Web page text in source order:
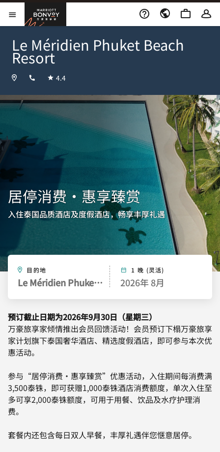
Skip to Content
打开菜单万豪旅享家
Le Méridien Phuket Beach
Resort
+6676370100
4.4
居停消费・惠享臻赏
入住泰国品质酒店及度假酒店，畅享丰厚礼遇
目的地
Le Méridien Phuket Beach Resort
1 晚 (灵活)
2026年 8月
预订截止日期为2026年9月30日（星期三）
万豪旅享家倾情推出会员回馈活动！会员预订下榻万豪旅享
家计划旗下泰国奢华酒店、精选度假酒店，即可参与本次优
惠活动。
参与“居停消费・惠享臻赏”优惠活动，入住期间每消费满
3,500泰铢，即可获赠1,000泰铢酒店消费额度，单次入住至
多可享2,000泰铢额度，可用于用餐、饮品及水疗护理消
费。
套餐内还包含每日双人早餐，丰厚礼遇伴您惬意居停。